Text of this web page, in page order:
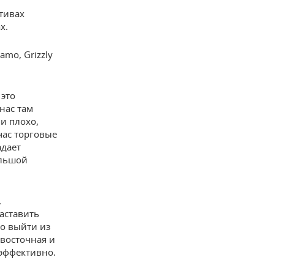
Grizzly
там
плохо,
торговые
выйти из
и